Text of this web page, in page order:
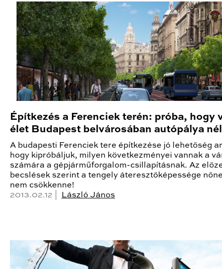
Építkezés a Ferenciek terén: próba, hogy
élet Budapest belvárosában autópálya
A budapesti Ferenciek tere építkezése jó lehetőség
hogy kipróbáljuk, milyen következményei vannak a
számára a gépjárműforgalom-csillapításnak. Az
becslések szerint a tengely áteresztőképessége
nem csökkenne!
2013.02.12 |
László János